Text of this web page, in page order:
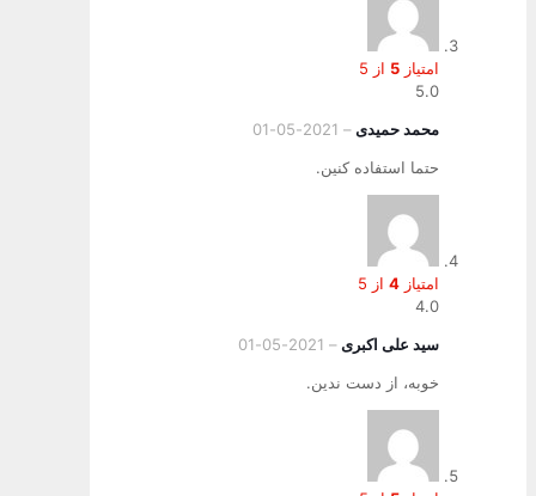
امتیاز5 از 5
5.0
محمد حمیدی–
2021-05-01
حتما استفاده کنین.
امتیاز4 از 5
4.0
سید علی اکبری–
2021-05-01
خوبه، از دست ندین.